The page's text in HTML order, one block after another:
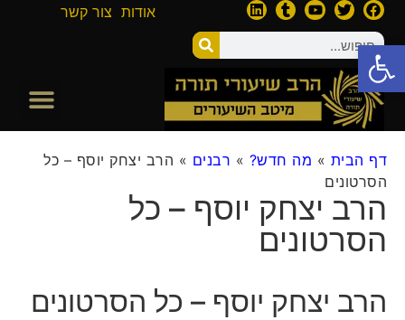
פתח סרגל נגישות
אודות צור קשר
דף הבית » מה חדש? » רבנים » הרב יצחק יוסף – כל
הסרטונים
הרב יצחק יוסף – כל
הסרטונים
הרב יצחק יוסף – כל הסרטונים